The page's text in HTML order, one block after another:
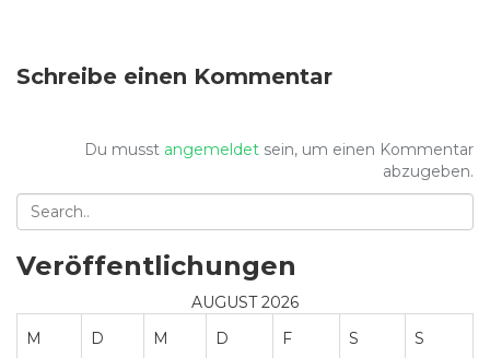
Schreibe einen Kommentar
Du musst angemeldet sein, um einen Kommentar
abzugeben.
Veröffentlichungen
AUGUST 2026
M
D M D F S S